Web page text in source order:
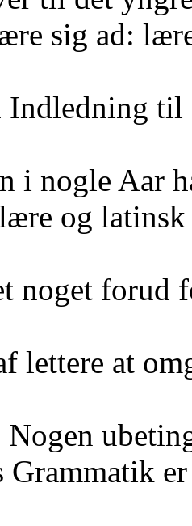
sig ad:
til
i nogle Aar
og latinsk
noget
lettere at
Grammatik